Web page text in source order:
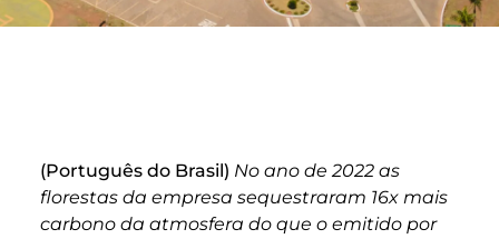
森林管理计划
(Português do Brasil) No ano de 2022 as
florestas da empresa sequestraram 16x mais
carbono da atmosfera do que o emitido por